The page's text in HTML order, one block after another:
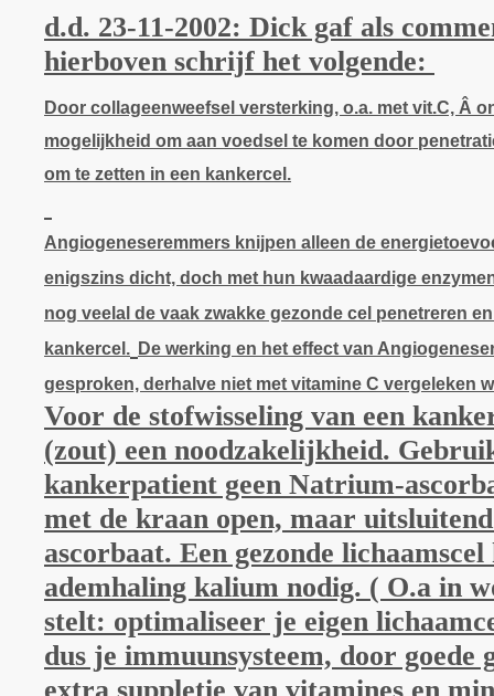
d.d. 23-11-2002: Dick gaf als
hierboven schrijf het volgende:
Door collageenweefsel versterking, o.a. met vit.C, Â
mogelijkheid om aan voedsel te komen door
om te zetten in een kankercel.
Angiogeneseremmers knijpen alleen de
enigszins dicht, doch met hun kwaadaardige
nog veelal de vaak zwakke gezonde cel penetreren
kankercel. De werking en het effect van
gesproken, derhalve niet met vitamine C vergeleken
Voor de stofwisseling van een
(zout) een noodzakelijkheid.
kankerpatient geen Natrium-
met de kraan open, maar
ascorbaat. Een gezonde
ademhaling kalium nodig. ( O.a in
stelt: optimaliseer je eigen
dus je immuunsysteem, door goede